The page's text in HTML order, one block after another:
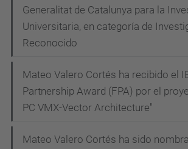
Generalitat de Catalunya para la
Universitaria, en categoría de
Reconocido
Mateo Valero Cortés ha recibido el
Partnership Award (FPA) por el
PC VMX-Vector Architecture"
Mateo Valero Cortés ha sido